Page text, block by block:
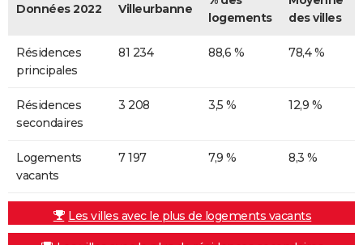
Données 2022 Villeurbanne
logements
des villes
Résidences
principales
81 234 88,6 % 78,4 %
Résidences
secondaires
3 208 3,5 % 12,9 %
Logements
vacants
7 197 7,9 % 8,3 %
Les villes avec le plus de logements vacants